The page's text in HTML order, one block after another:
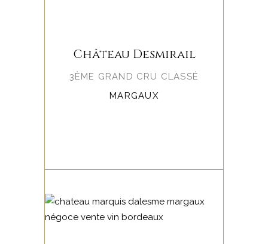
Château Desmirail
3ÈME GRAND CRU CLASSÉ
MARGAUX